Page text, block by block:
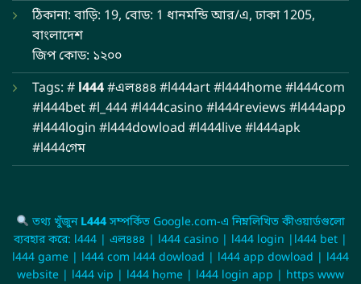
ঠিকানা: বাড়ি: 19, বোড: 1 ধানমন্ডি আর/এ, ঢাকা 1205,
বাংলাদেশ
জিপ কোড: ১২০০
Tags: # l444#এল৪৪৪ #l444art #l444home #l444com
#l444bet #l_444 #l444casino #l444reviews #l444app
#l444login #l444dowload #l444live #l444apk
#l444গেম
তথ্য খুঁজুন L444সম্পর্কিত Google.com-এ নিম্নলিখিত কীওয়ার্ডগুলো
ব্যবহার করে: l444 | এল৪৪৪ | l444 casino | l444 login |l444 bet |
l444 game | l444 com l444 dowload | l444 app dowload | l444
website | l444 vip | l444 họme | l444 login app | https www